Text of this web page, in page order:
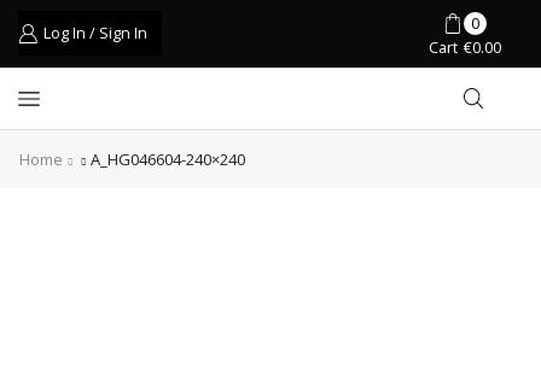
Log In / Sign In
0
Cart €0.00
Home A_HG046604-240×240